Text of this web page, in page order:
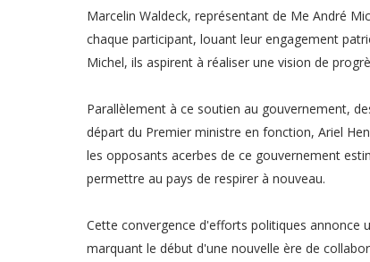
Marcelin Waldeck, représentant de Me André
chaque participant, louant leur engagement
Michel, ils aspirent à réaliser une vision de
Parallèlement à ce soutien au gouvernement,
départ du Premier ministre en fonction, Ariel
les opposants acerbes de ce gouvernement
permettre au pays de respirer à nouveau.
Cette convergence d'efforts politiques annonce
marquant le début d'une nouvelle ère de